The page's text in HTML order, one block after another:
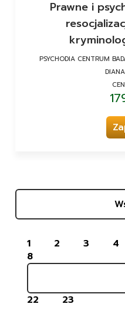
Prawne i
PSYCHODIA CENTRUM
1 2 3 4
8
22
23